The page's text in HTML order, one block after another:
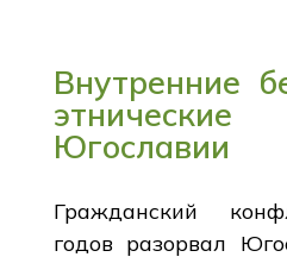
Внутренние
Югославии
Гражданский
годов разорвал